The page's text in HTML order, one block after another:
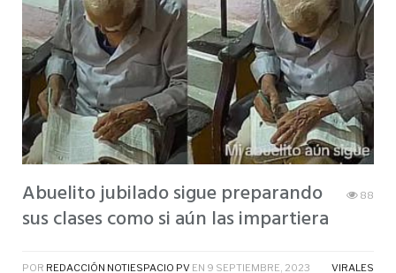
Abuelito jubilado sigue preparando
sus clases como si aún las impartiera
88
POR REDACCIÓN NOTIESPACIO PV EN 9 SEPTIEMBRE, 2023 VIRALES